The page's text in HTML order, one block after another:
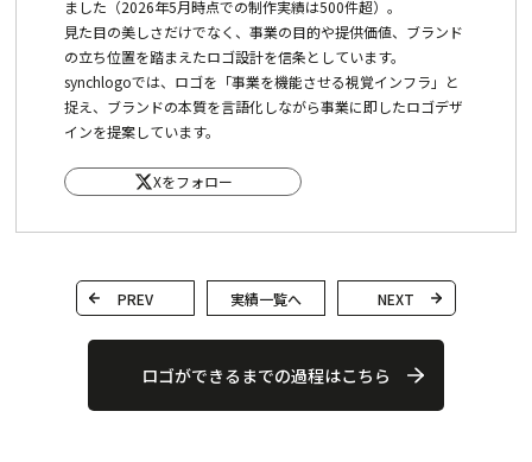
ました（2026年5月時点での制作実績は500件超）。
見た目の美しさだけでなく、事業の目的や提供価値、ブランド
の立ち位置を踏まえたロゴ設計を信条としています。
synchlogoでは、ロゴを「事業を機能させる視覚インフラ」と
捉え、ブランドの本質を言語化しながら事業に即したロゴデザ
インを提案しています。
Xをフォロー
PREV 実績一覧へ NEXT
ロゴができるまでの過程はこちら